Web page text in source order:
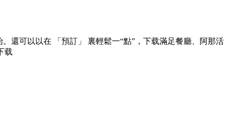
還可以以在 「預訂」 裏輕鬆一“點”，下载滿足餐廳、阿那活
载